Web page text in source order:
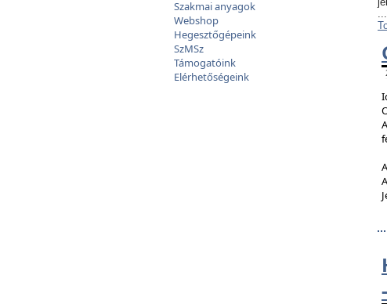
Szakmai anyagok
Webshop
Hegesztőgépeink
SzMSz
Támogatóink
Elérhetőségeink
...